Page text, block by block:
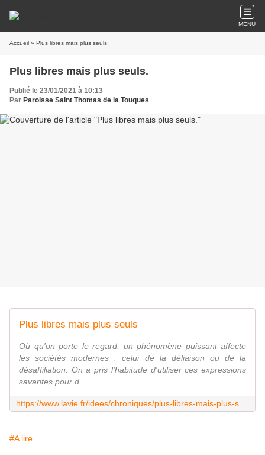
MENU
Accueil » Plus libres mais plus seuls.
Plus libres mais plus seuls.
Publié le 23/01/2021 à 10:13
Par Paroisse Saint Thomas de la Touques
Plus libres mais plus seuls
Où qu'on porte le regard, un phénomène puissant affecte
les sociétés modernes : celui de la déliaison ou de la
désaffiliation. On a pris l'habitude d'utiliser ces expressions
savantes pour d...
#A lire